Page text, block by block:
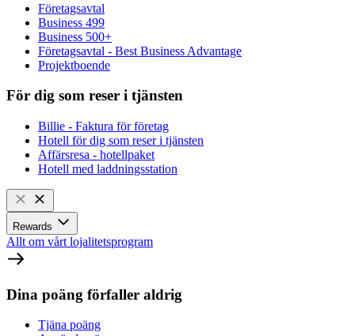
Företagsavtal
Business 499
Business 500+
Företagsavtal - Best Business Advantage
Projektboende
För dig som reser i tjänsten
Billie - Faktura för företag
Hotell för dig som reser i tjänsten
Affärsresa - hotellpaket
Hotell med laddningsstation
Rewards
Allt om vårt lojalitetsprogram
Dina poäng förfaller aldrig
Tjäna poäng